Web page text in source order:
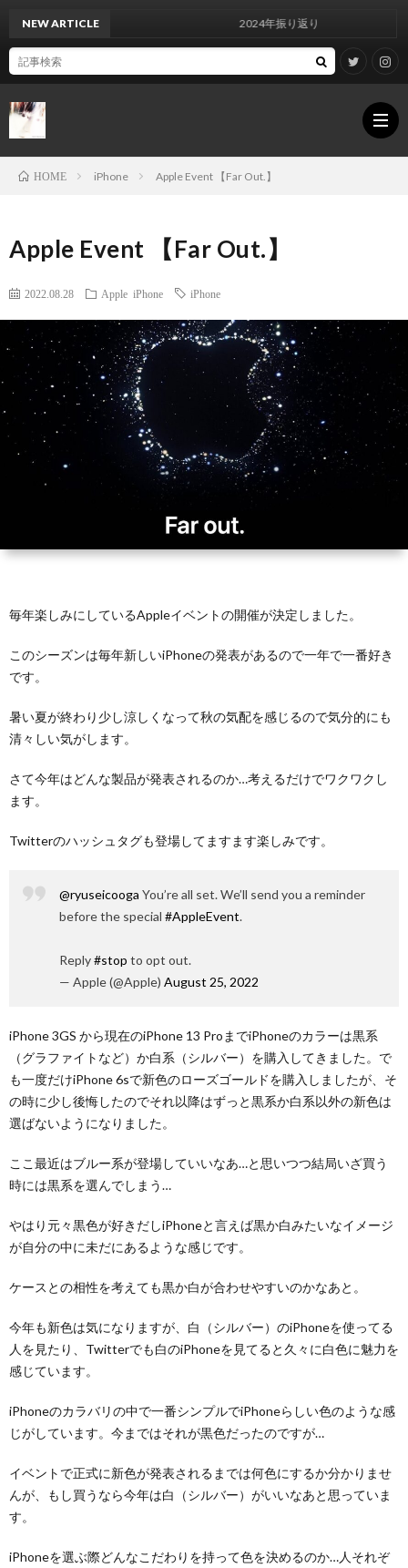
NEW ARTICLE 2024年振り返り
HOME iPhone Apple Event 【Far Out.】
Apple Event 【Far Out.】
2022.08.28 Apple iPhone iPhone
毎年楽しみにしているAppleイベントの開催が決定しました。
このシーズンは毎年新しいiPhoneの発表があるので一年で一番好き
です。
暑い夏が終わり少し涼しくなって秋の気配を感じるので気分的にも
清々しい気がします。
さて今年はどんな製品が発表されるのか…考えるだけでワクワクし
ます。
Twitterのハッシュタグも登場してますます楽しみです。
@ryuseicooga You’re all set. We’ll send you a reminder
before the special #AppleEvent.
Reply#stop to opt out.
— Apple (@Apple) August 25, 2022
iPhone 3GS から現在のiPhone 13 ProまでiPhoneのカラーは黒系
（グラファイトなど）か白系（シルバー）を購入してきました。で
も一度だけiPhone 6sで新色のローズゴールドを購入しましたが、そ
の時に少し後悔したのでそれ以降はずっと黒系か白系以外の新色は
選ばないようになりました。
ここ最近はブルー系が登場していいなあ…と思いつつ結局いざ買う
時には黒系を選んでしまう…
やはり元々黒色が好きだしiPhoneと言えば黒か白みたいなイメージ
が自分の中に未だにあるような感じです。
ケースとの相性を考えても黒か白が合わせやすいのかなあと。
今年も新色は気になりますが、白（シルバー）のiPhoneを使ってる
人を見たり、Twitterでも白のiPhoneを見てると久々に白色に魅力を
感じています。
iPhoneのカラバリの中で一番シンプルでiPhoneらしい色のような感
じがしています。今まではそれが黒色だったのですが…
イベントで正式に新色が発表されるまでは何色にするか分かりませ
んが、もし買うなら今年は白（シルバー）がいいなあと思っていま
す。
iPhoneを選ぶ際どんなこだわりを持って色を決めるのか…人それぞ